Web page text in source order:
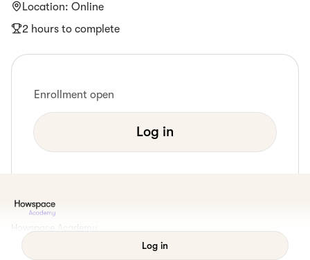
Location: Online
2 hours to complete
Log in
Enrollment open
Log in
Howspace Academy
Terms of use